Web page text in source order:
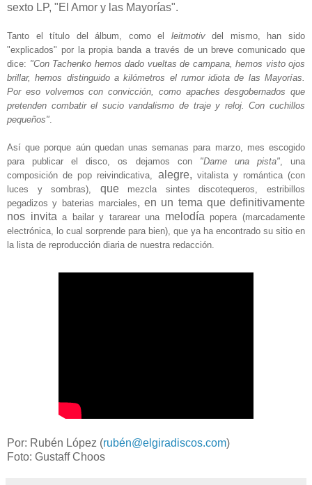
sexto LP, "El Amor y las Mayorías".
Tanto el título del álbum, comoe leitmotivdel mismo, han sido
"explicados" por la propia banda a través de un breve comunicado que
dice: "Con Tachenko hemos dado vueltas de campana, hemos visto ojos
brillar, hemos distinguido a kilómetros el rumor idiota de las Mayorías.
Por eso volvemos con convicción, como apaches desgobernados que
pretenden combatir el sucio vandalismo de traje y reloj. Con cuchillos
pequeños"
Así que porque aún quedan unas semanas para marzo, mes escogido
para publicar el disco, os dejamos con "Dame una pista", una
composición de pop reivindicativa, alegre, vitalista y romántica(con
luces y sombras), que mezcla sintes discotequeros, estribillos
pegadizos y baterias marciales, en un tema que definitivamente
nos invita a bailar y tararear una melodía popera (marcadamente
electrónica, lo cual sorprende para bien), que ya ha encontrado su sitio en
la lista de reproducción diaria de nuestra redacción.
Por: Rubén López (rubén@elgiradiscos.com)
Foto: Gustaff Choos